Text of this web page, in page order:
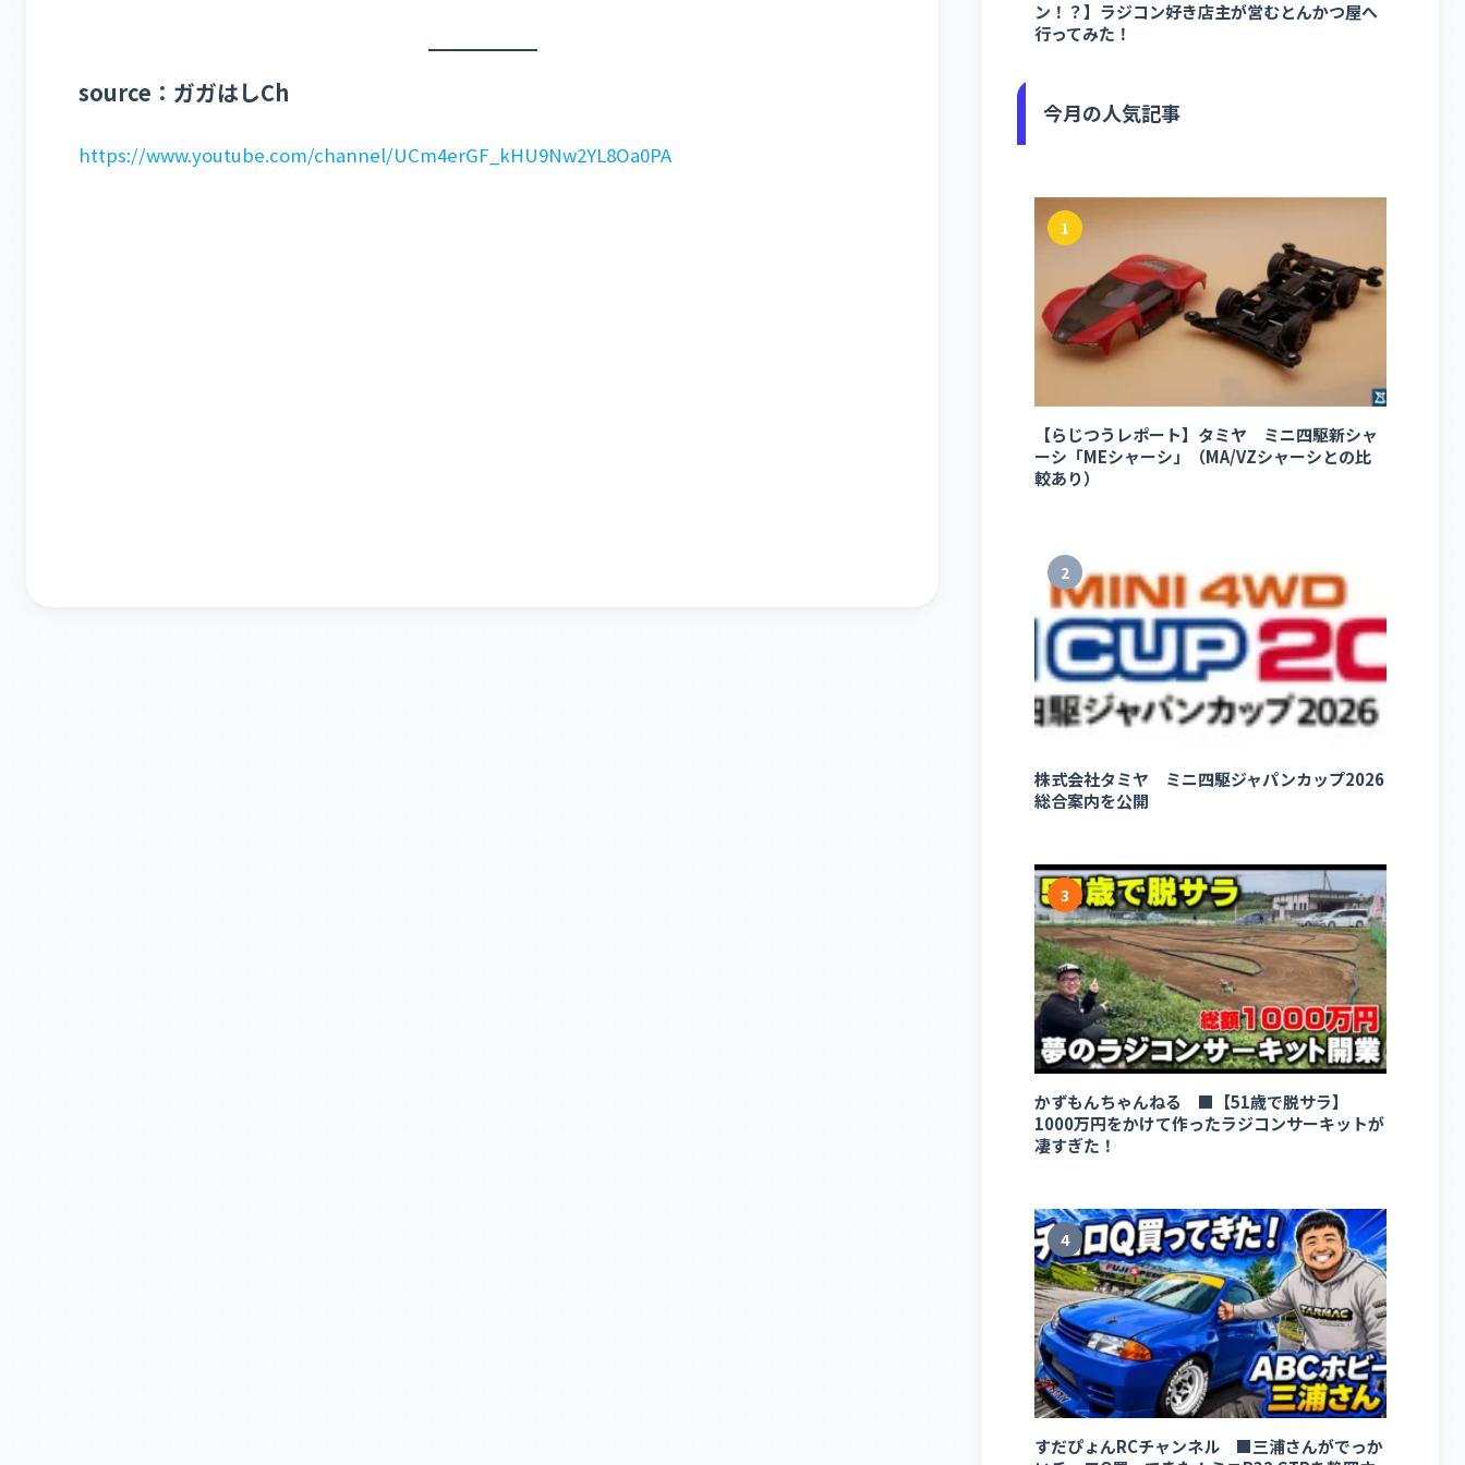
source：ガガはしCh
https://www.youtube.com/channel/UCm4erGF_kHU9Nw2YL8Oa0PA
ン！？】ラジコン好き店主が営むとんかつ屋へ
行ってみた！
今月の人気記事
1
【らじつうレポート】タミヤ ミニ四駆新シャ
ーシ「MEシャーシ」（MA/VZシャーシとの比
較あり）
2
株式会社タミヤ ミニ四駆ジャパンカップ2026
総合案内を公開
3
かずもんちゃんねる ■【51歳で脱サラ】
1000万円をかけて作ったラジコンサーキットが
凄すぎた！
4
すだぴょんRCチャンネル ■三浦さんがでっか